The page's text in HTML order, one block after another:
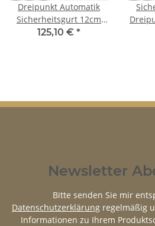
Dreipunkt Automatik
Sicherheitsgurt 12cm
Lasche rot für Jaguar MK
125,10 € *
Newsletter
Bitte senden Sie mir
Datenschutzerklärung regelmäßig
Informationen zu Ihrem